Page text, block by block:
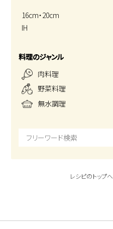
16cm・20cm
IH
料理のジャンル
肉料理
野菜料理
無水調理
レシピのトップへ